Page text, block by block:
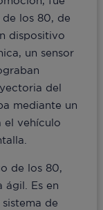
los 80, de
dispositivo
un sensor
del
mediante un
el vehículo
de los 80,
ágil. Es en
de